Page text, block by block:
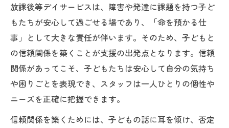
放課後等デイサービスは、障害や発達に課題を持つ子ど
もたちが安心して過ごせる場であり、「命を預かる仕
事」として大きな責任が伴います。そのため、子どもと
の信頼関係を築くことが支援の出発点となります。信頼
関係があってこそ、子どもたちは安心して自分の気持ち
や困りごとを表現でき、スタッフは一人ひとりの個性や
ニーズを正確に把握できます。
信頼関係を築くためには、子どもの話に耳を傾け、否定